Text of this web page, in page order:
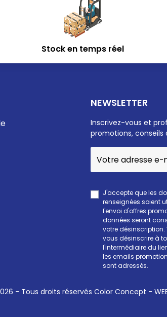
Stock en temps réel
NEWSLETTER
Inscrivez-vous et
promotions, conseils
J'accepte que les
renseignées soient
l'envoi d'offres
données seront
votre désinscription.
vous désinscrire à
l'intermédiaire du
les emails
sont adressés.
- Tous droits réservés Color Concept -